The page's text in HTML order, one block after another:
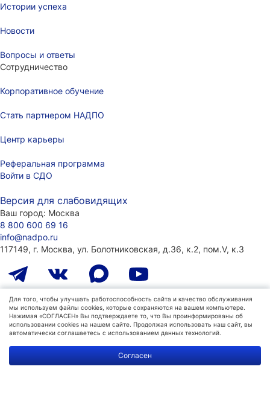
Для того, чтобы улучшать работоспособность сайта и качество обслуживания
мы используем файлы cookies, которые сохраняются на вашем компьютере.
Нажимая «СОГЛАСЕН» Вы подтверждаете то, что Вы проинформированы об
использовании cookies на нашем сайте. Продолжая использовать наш сайт, вы
автоматически соглашаетесь с использованием данных технологий.
Согласен
Истории успеха
Новости
Вопросы и ответы
Сотрудничество
Корпоративное обучение
Стать партнером НАДПО
Центр карьеры
Реферальная программа
Войти в СДО
Версия для слабовидящих
Ваш город: Москва
8 800 600 69 16
info@nadpo.ru
117149, г. Москва, ул. Болотниковская, д.36, к.2, пом.V, к.3
Лицензия на образовательную деятельность
№ Л035-01298-77/00181484(ранее присвоенный номер
039872), г. Москва
Политика конфиденциальности